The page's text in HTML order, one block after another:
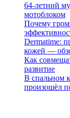
64-летний
мотоблоком
Почему
Dermatime:
кожей —
Как
развитие
В спальном
произошёл